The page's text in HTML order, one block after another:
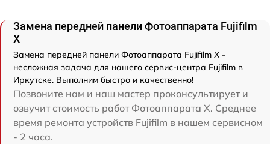
Замена передней панели Фотоаппарата Fujifilm
X
Замена передней панели Фотоаппарата Fujifilm X -
несложная задача для нашего сервис-центра Fujifilm в
Иркутске. Выполним быстро и качественно!
Позвоните нам и наш мастер проконсультирует и
озвучит стоимость работ Фотоаппарата X. Среднее
время ремонта устройств Fujifilm в нашем сервисном
- 2 часа.